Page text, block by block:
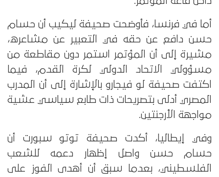
أما في فرنسا، فأوضحت صحيفة ليكيب أن حسام
حسن دافع عن حقه في التعبير عن مشاعره،
مشيرة إلى أن المؤتمر استمر دون مقاطعة من
مسؤولي الاتحاد الدولي لكرة القدم، فيما
اكتفت صحيفة لو فيجارو بالإشارة إلى أن المدرب
المصري أدلى بتصريحات ذات طابع سياسي عشية
مواجهة الأرجنتين.
وفي إيطاليا، أكدت صحيفة توتو سبورت أن
حسام حسن واصل إظهار دعمه للشعب
الفلسطيني، بعدما سبق أن أهدى الفوز على